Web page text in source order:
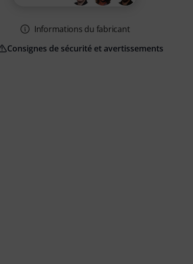
Informations du fabricant
Consignes de sécurité et avertissements